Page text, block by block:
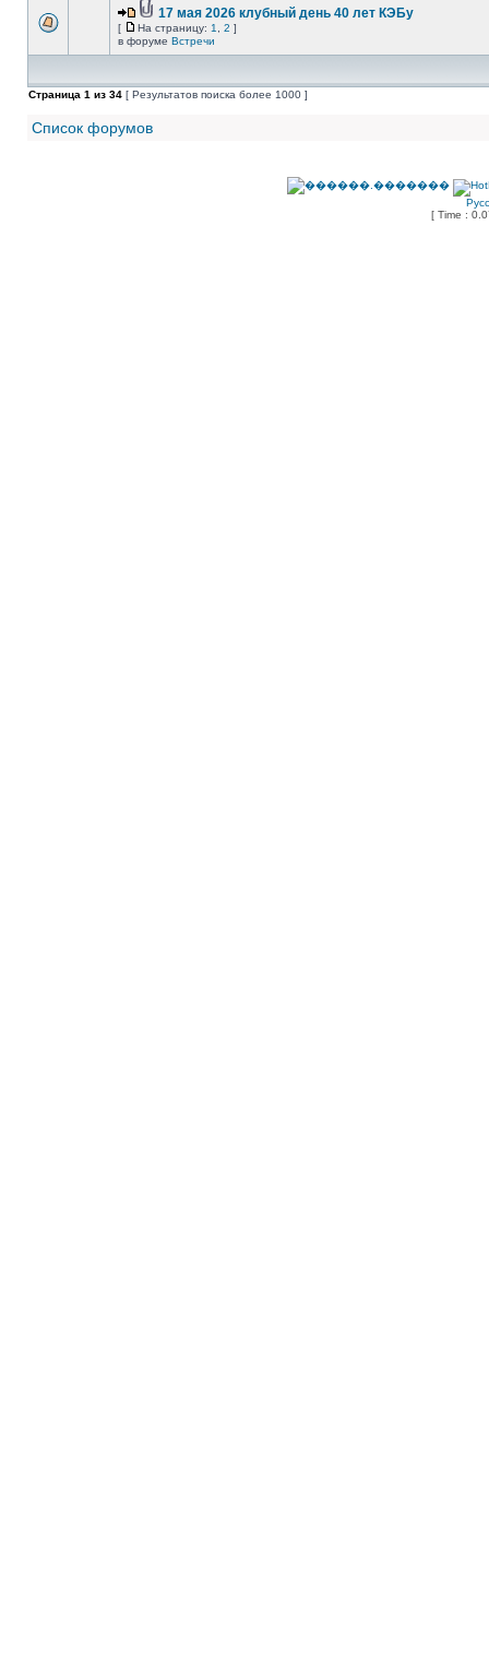
17 мая 2026 клубный день 40 лет КЭБу
[ На страницу: 1 2 ]
в форуме Встречи
Страница 1 из 34 [ Результатов поиска более 1000 ]
Список форумов
[ Time :